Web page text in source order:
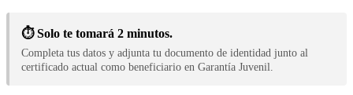
⏱️ Solo te tomará 2 minutos.
Completa tus datos y adjunta tu documento de identidad junto al
certificado actual como beneficiario en Garantía Juvenil.